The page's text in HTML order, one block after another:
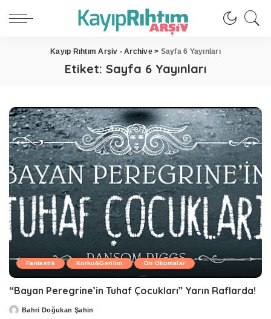
Kayıp Rıhtım Arşiv - Archive> Sayfa 6 Yayınları
Etiket: Sayfa 6 Yayınları
Fantastik Korku&Gerilim Ön Okumalar
“Bayan Peregrine’in Tuhaf Çocukları” Yarın Raflarda!
PostedBahri Doğukan Şahin